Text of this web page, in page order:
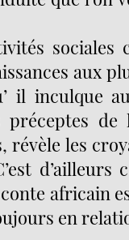
sociales
aux
il inculque
préceptes
révèle les
africain
en